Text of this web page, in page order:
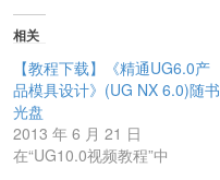
相关
【教程下载】《精通UG6.0产
品模具设计》(UG NX 6.0)随书
光盘
2013 年 6 月 21 日
在“UG10.0视频教程”中